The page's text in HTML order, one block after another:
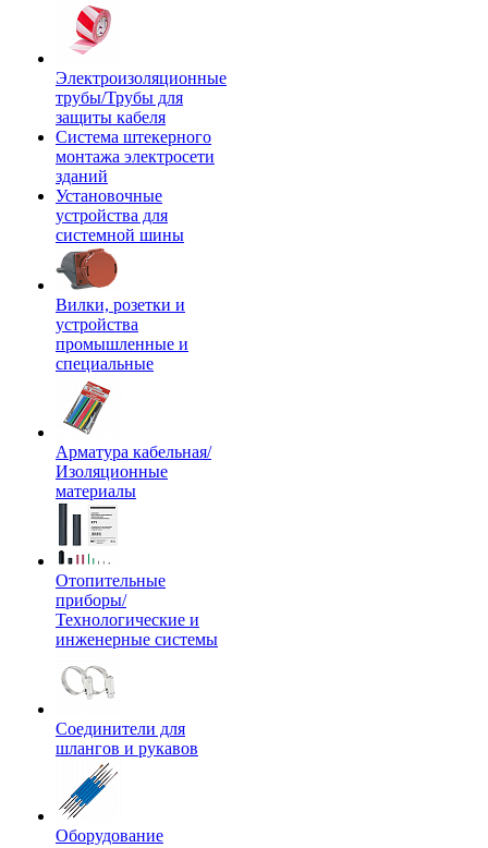
Электроизоляционные
трубы/Трубы для
защиты кабеля
Система штекерного
монтажа электросети
зданий
Установочные
устройства для
системной шины
Вилки, розетки и
устройства
промышленные и
специальные
Арматура кабельная/
Изоляционные
материалы
Отопительные
приборы/
Технологические и
инженерные системы
Соединители для
шлангов и рукавов
Оборудование